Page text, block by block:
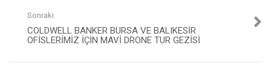
Sonraki
COLDWELL BANKER BURSA VE BALIKESIR
OFISLERIMIZ IÇIN MAVİ DRONE TUR GEZISI